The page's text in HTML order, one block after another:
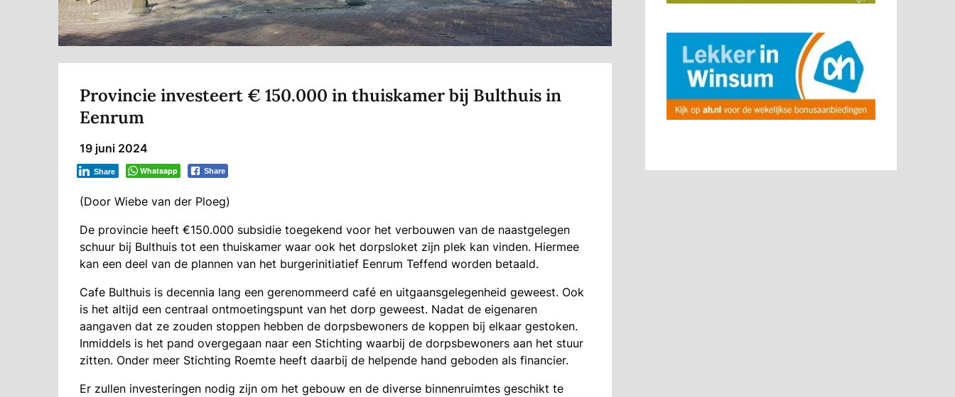
Provincie investeert € 150.000 in thuiskamer bij Bulthuis in
Eenrum
19 juni 2024
Whatsapp Share
Share
(Door Wiebe van der Ploeg)
De provincie heeft €150.000 subsidie toegekend voor het verbouwen van de naastgelegen
schuur bij Bulthuis tot een thuiskamer waar ook het dorpsloket zijn plek kan vinden. Hiermee
kan een deel van de plannen van het burgerinitiatief Eenrum Teffend worden betaald.
Cafe Bulthuis is decennia lang een gerenommeerd café en uitgaansgelegenheid geweest. Ook
is het altijd een centraal ontmoetingspunt van het dorp geweest. Nadat de eigenaren
aangaven dat ze zouden stoppen hebben de dorpsbewoners de koppen bij elkaar gestoken.
Inmiddels is het pand overgegaan naar een Stichting waarbij de dorpsbewoners aan het stuur
zitten. Onder meer Stichting Roemte heeft daarbij de helpende hand geboden als financier.
Er zullen investeringen nodig zijn om het gebouw en de diverse binnenruimtes geschikt te